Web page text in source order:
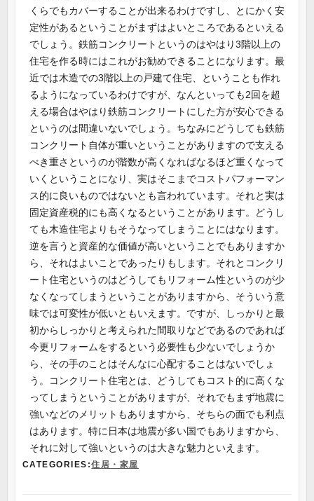
くらでもカバーすることが出来るわけですし、とにかく安
定性があるということがまずはよいところであるといえる
でしょう。鉄筋コンクリートというのはやはり3階以上の
住宅を作る時にはこれがお勧めできることになります。最
近では木造での3階以上の戸建て住宅、ということも作れ
るようになっているわけですが、なんといっても2回を超
える場合はやはり鉄筋コンクリートにした方が安心できる
というのは間違いないでしょう。ちなみにどうしても鉄筋
コンクリート自体が重いということがありますので支える
べき重さというのが階数が高くなればなるほど重くなって
いくということになり、実はそこまでコストパフォーマン
ス的に良いものではないとも言われています。それと実は
固定資産税的にも高くなるということがあります。どうし
ても木造住宅よりもそうなってしまうことにはなります。
逆を言うと資産的な価値が高いということでもありますか
ら、それはよいことであったりもします。それとコンクリ
ート住宅というのはどうしてもリフォーム性というのが少
なくなってしまうということがありますから、そういう意
味では可変性が低いともいえます。ですが、しっかりと最
初からしっかりと考えられた間取りなどであるのであれば
今更リフォームをするという必要性も少ないでしょうか
ら、その手のことはそんなに心配することはないでしょ
う。コンクリート住宅とは、どうしてもコスト的に高くな
ってしまうということがありますが、それでもまず地震に
強いなどのメリットもありますから、そちらの面でも利点
はあります。特に日本は地震が多い国でもありますから、
それに対して強いというのは大きな魅力といえます。
CATEGORIES:住居・家屋